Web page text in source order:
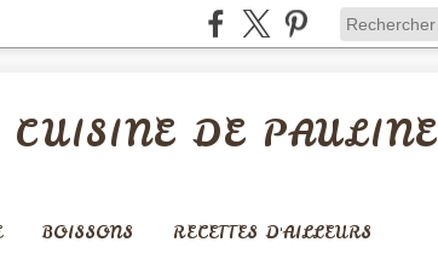
DE PAULINE
BOISSONS RECETTES D'AILLEURS